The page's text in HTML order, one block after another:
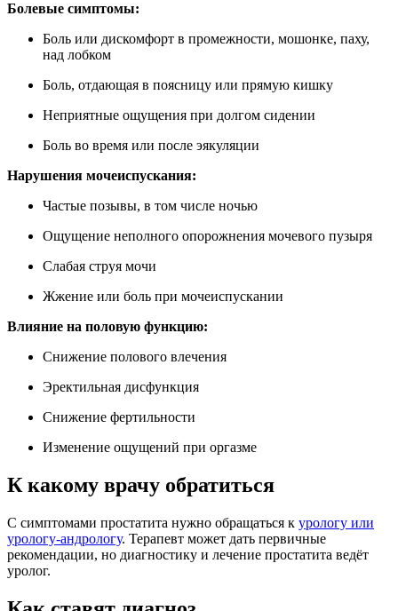
Болевые симптомы:
Боль или дискомфорт в промежности, мошонке, паху,
над лобком
Боль, отдающая в поясницу или прямую кишку
Неприятные ощущения при долгом сидении
Боль во время или после эякуляции
Нарушения мочеиспускания:
Частые позывы, в том числе ночью
Ощущение неполного опорожнения мочевого пузыря
Слабая струя мочи
Жжение или боль при мочеиспускании
Влияние на половую функцию:
Снижение полового влечения
Эректильная дисфункция
Снижение фертильности
Изменение ощущений при оргазме
К какому врачу обратиться
С симптомами простатита нужно обращаться к урологу или
урологу-андрологу. Терапевт может дать первичные
рекомендации, но диагностику и лечение простатита ведёт
уролог.